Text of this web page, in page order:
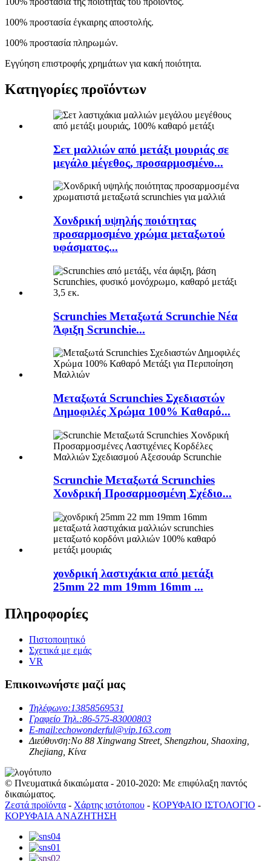
100% προστασία έγκαιρης αποστολής.
100% προστασία πληρωμών.
Εγγύηση επιστροφής χρημάτων για κακή ποιότητα.
Κατηγορίες προϊόντων
Σετ μαλλιών από μετάξι μουριάς σε
μεγάλο μέγεθος, προσαρμοσμένο...
Χονδρική υψηλής ποιότητας
προσαρμοσμένο χρώμα μεταξωτού
υφάσματος...
Scrunchies Μεταξωτά Scrunchie Νέα
Άφιξη Scrunchie...
Μεταξωτά Scrunchies Σχεδιαστών
Δημοφιλές Χρώμα 100% Καθαρό...
Scrunchie Μεταξωτά Scrunchies
Χονδρική Προσαρμοσμένη Σχέδιο...
χονδρική λαστιχάκια από μετάξι
25mm 22 mm 19mm 16mm ...
Πληροφορίες
Πιστοποιητικό
Σχετικά με εμάς
VR
Επικοινωνήστε μαζί μας
Τηλέφωνο:13858569531
Γραφείο Τηλ.:86-575-83000803
E-mail:echowonderful@vip.163.com
Διεύθυνση:No 88 Xingwang Street, Shengzhou, Shaoxing,
Zhejiang, Κίνα
© Πνευματικά δικαιώματα - 2010-2020: Με επιφύλαξη παντός
δικαιώματος.
Ζεστά προϊόντα - Χάρτης ιστότοπου - ΚΟΡΥΦΑΙΟ ΙΣΤΟΛΟΓΙΟ -
ΚΟΡΥΦΑΙΑ ΑΝΑΖΗΤΗΣΗ